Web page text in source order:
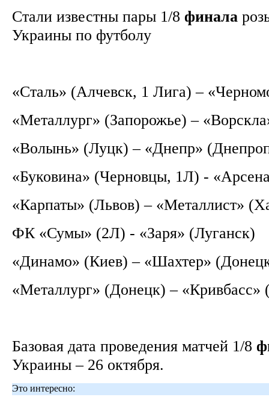
Стали известны пары 1/8 финала
Украины по футболу
«Сталь» (Алчевск, 1 Лига) –
«Металлург» (Запорожье) –
«Волынь» (Луцк) – «Днепр»
«Буковина» (Черновцы, 1Л) -
«Карпаты» (Львов) – «Металлист»
ФК «Сумы» (2Л) - «Заря» (Луганск)
«Динамо» (Киев) – «Шахтер»
«Металлург» (Донецк) –
Базовая дата проведения матчей 1/8
Украины – 26 октября.
Это интересно: